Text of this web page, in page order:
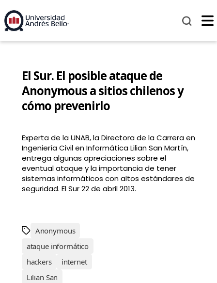
El Sur. El posible ataque de
Anonymous a sitios chilenos y
cómo prevenirlo
Experta de la UNAB, la Directora de la Carrera en
Ingeniería Civil en Informática Lilian San Martín,
entrega algunas apreciaciones sobre el
eventual ataque y la importancia de tener
sistemas informáticos con altos estándares de
seguridad. El Sur 22 de abril 2013.
Anonymous
ataque informático
hackers
internet
Lilian San